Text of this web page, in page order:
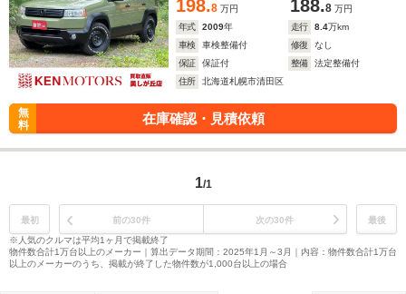
198.8 万円 188.8 万円
年式
2009年 走行 8.4万km
車検
車検整備付 修復
なし
保証
保証付 整備
法定整備付
住所
北海道札幌市清田区
無
料
在庫確認・見積依頼
1/1
最初 前の30件 次の30件
最後
※人気のクルマは平均1ヶ月で掲載終了
物件数合計1万台以上のメーカー｜算出データ期間：2025年1月～3月｜内容：物件数合計1万台
以上のメーカーのうち、掲載が終了した物件数が1,000台以上の場合